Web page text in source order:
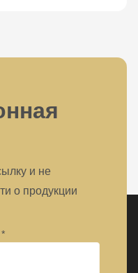
и не
о продукции